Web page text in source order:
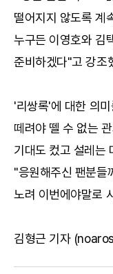
떨어지지 않도록 계
누구든 이영호와 김
준비하겠다"고 강조
'리쌍록'에 대한 의
떼려야 뗄 수 없는
기대도 컸고 설레는
"응원해주신 팬분들
노려 이번에야말로
김형근 기자